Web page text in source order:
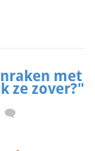
met
ze zover?"